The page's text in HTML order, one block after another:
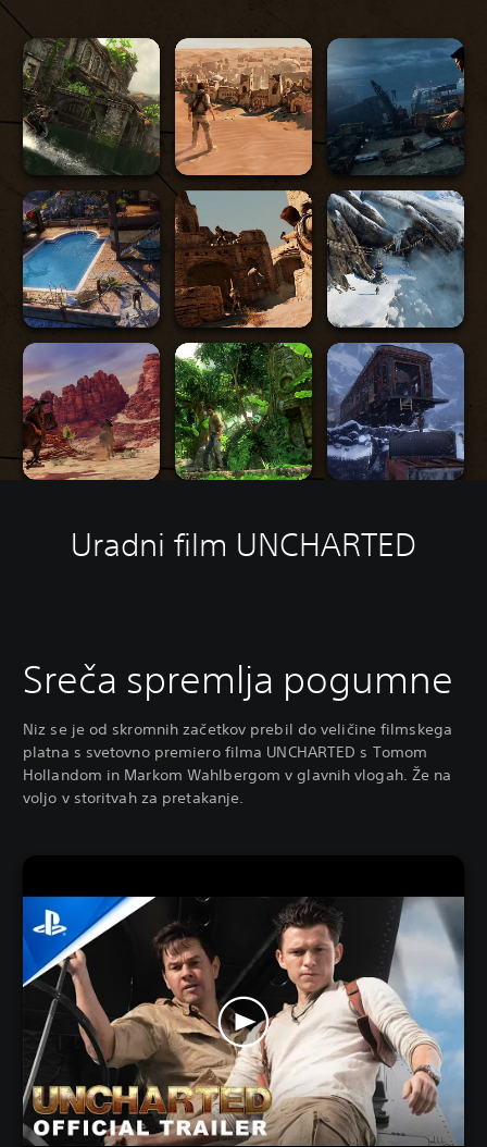
Uradni film UNCHARTED
Sreča spremlja pogumne
Niz se je od skromnih začetkov prebil do veličine filmskega
platna s svetovno premiero filma UNCHARTED s Tomom
Hollandom in Markom Wahlbergom v glavnih vlogah. Že na
voljo v storitvah za pretakanje.